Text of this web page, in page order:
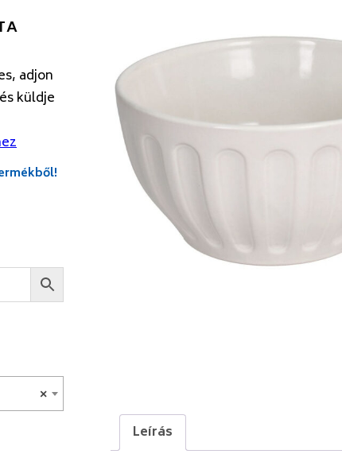
Leírás
adjon
küldje
×